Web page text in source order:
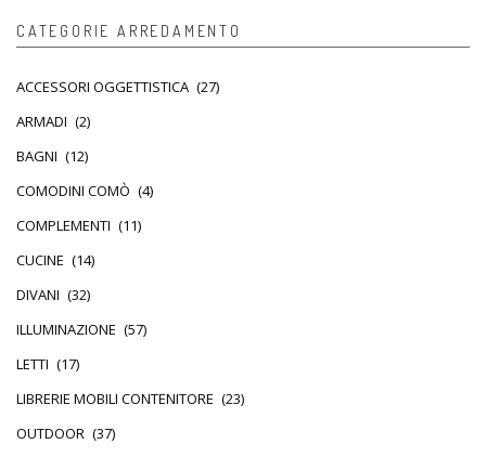
CATEGORIE ARREDAMENTO
ACCESSORI OGGETTISTICA (27)
ARMADI (2)
BAGNI (12)
COMODINI COMÒ (4)
COMPLEMENTI (11)
CUCINE (14)
DIVANI (32)
ILLUMINAZIONE (57)
LETTI (17)
LIBRERIE MOBILI CONTENITORE (23)
OUTDOOR (37)